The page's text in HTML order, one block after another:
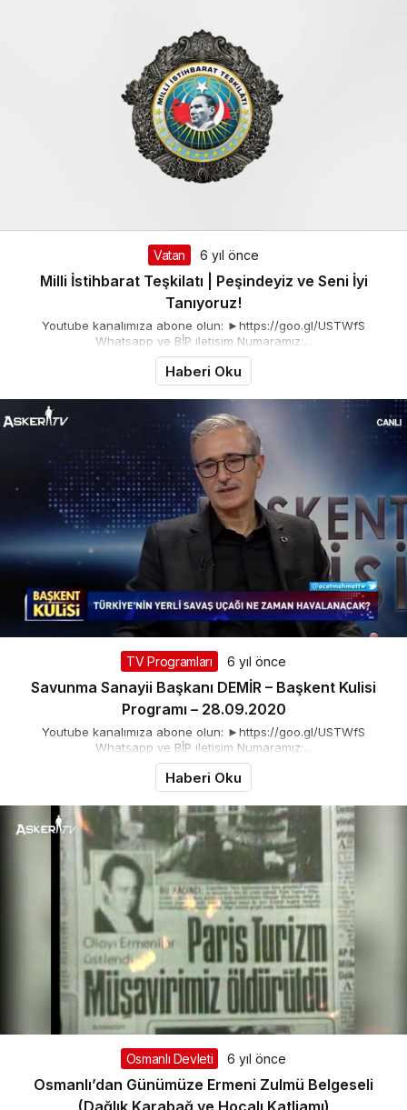
Vatan 6 yıl önce
Milli İstihbarat Teşkilatı | Peşindeyiz ve Seni İyi
Tanıyoruz!
Youtube kanalımıza abone olun: ►https://goo.gl/USTWfS
Whatsapp ve BİP iletişim Numaramız:...
Haberi Oku
TV Programları 6 yıl önce
Savunma Sanayii Başkanı DEMİR – Başkent Kulisi
Programı – 28.09.2020
Youtube kanalımıza abone olun: ►https://goo.gl/USTWfS
Whatsapp ve BİP iletişim Numaramız:...
Haberi Oku
Osmanlı Devleti 6 yıl önce
Osmanlı’dan Günümüze Ermeni Zulmü Belgeseli